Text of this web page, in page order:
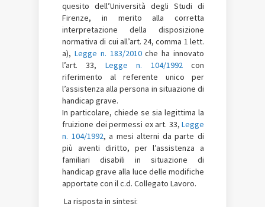
quesito dell’Università degli Studi di
Firenze, in merito alla corretta
interpretazione della disposizione
normativa di cui all’art. 24, comma 1 lett.
a), Legge n. 183/2010che ha innovato
l’art. 33, Legge n. 104/1992con
riferimento al referente unico per
l’assistenza alla persona in situazione di
handicap grave.
In particolare, chiede se sia legittima la
fruizione dei permessi ex art. 33, Legge
n. 104/1992, a mesi alterni da parte di
più aventi diritto, per l’assistenza a
familiari disabili in situazione di
handicap grave alla luce delle modifiche
apportate con il c.d. Collegato Lavoro.
La risposta in sintesi: